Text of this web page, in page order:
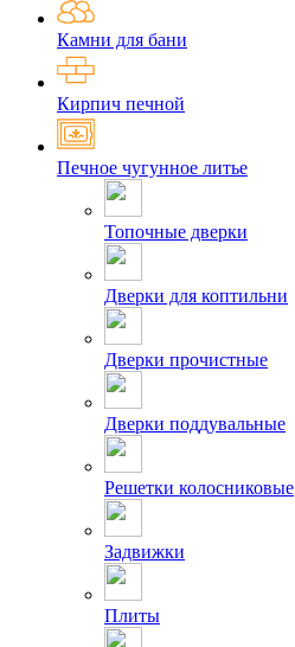
Камни для бани
Кирпич печной
Печное чугунное литье
Топочные дверки
Дверки для коптильни
Дверки прочистные
Дверки поддувальные
Решетки колосниковые
Задвижки
Плиты